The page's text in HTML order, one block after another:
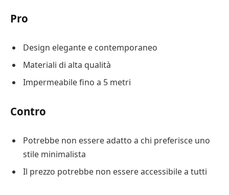
Pro
Design elegante e contemporaneo
Materiali di alta qualità
Impermeabile fino a 5 metri
Contro
Potrebbe non essere adatto a chi preferisce uno
stile minimalista
Il prezzo potrebbe non essere accessibile a tutti